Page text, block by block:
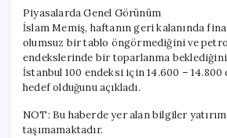
Piyasalarda Genel Görünüm
İslam Memiş, haftanın geri kalanında
olumsuz bir tablo öngörmediğini ve
endekslerinde bir toparlanma
İstanbul 100 endeksi için 14.600 –
hedef olduğunu açıkladı.
NOT: Bu haberde yer alan bilgiler
taşımamaktadır.